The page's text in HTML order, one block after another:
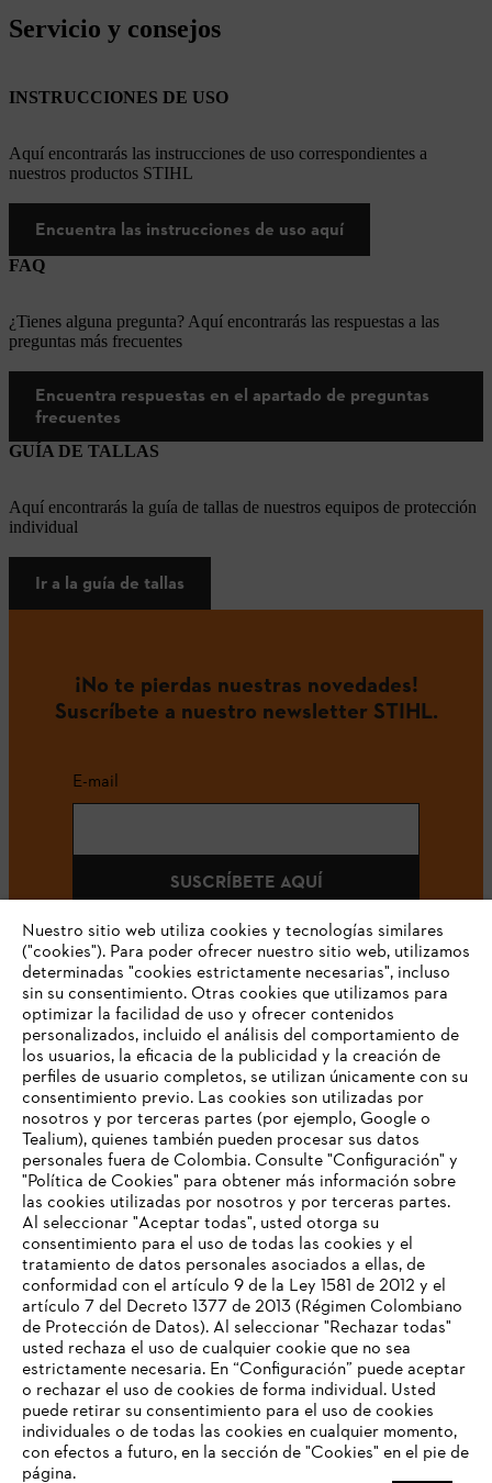
Servicio y consejos
INSTRUCCIONES DE USO
Aquí encontrarás las instrucciones de uso correspondientes a
nuestros productos STIHL
Encuentra las instrucciones de uso aquí
FAQ
¿Tienes alguna pregunta? Aquí encontrarás las respuestas a las
preguntas más frecuentes
Encuentra respuestas en el apartado de preguntas
frecuentes
GUÍA DE TALLAS
Aquí encontrarás la guía de tallas de nuestros equipos de protección
individual
Ir a la guía de tallas
¡No te pierdas nuestras novedades!
Suscríbete a nuestro newsletter STIHL.
E-mail
SUSCRÍBETE AQUÍ
#STIHLCOLOMBIA
Nuestra empresa
Preguntas frecuentes
Contacto
TU NAVEGADOR NO ES
COMPATIBLE
El navegador que estás utilizando no es compatible con
nuestra página web. Para que puedas disfrutar de nuestro
contenido, utiliza uno de los siguientes navegadores:
Nuestro sitio web utiliza cookies y tecnologías similares
("cookies"). Para poder ofrecer nuestro sitio web, utilizamos
determinadas "cookies estrictamente necesarias", incluso
sin su consentimiento. Otras cookies que utilizamos para
optimizar la facilidad de uso y ofrecer contenidos
personalizados, incluido el análisis del comportamiento de
los usuarios, la eficacia de la publicidad y la creación de
perfiles de usuario completos, se utilizan únicamente con su
consentimiento previo. Las cookies son utilizadas por
nosotros y por terceras partes (por ejemplo, Google o
Tealium), quienes también pueden procesar sus datos
personales fuera de Colombia. Consulte "Configuración" y
"Política de Cookies" para obtener más información sobre
las cookies utilizadas por nosotros y por terceras partes.
Al seleccionar "Aceptar todas", usted otorga su
consentimiento para el uso de todas las cookies y el
tratamiento de datos personales asociados a ellas, de
conformidad con el artículo 9 de la Ley 1581 de 2012 y el
artículo 7 del Decreto 1377 de 2013 (Régimen Colombiano
de Protección de Datos). Al seleccionar "Rechazar todas"
usted rechaza el uso de cualquier cookie que no sea
estrictamente necesaria. En “Configuración” puede aceptar
o rechazar el uso de cookies de forma individual. Usted
puede retirar su consentimiento para el uso de cookies
individuales o de todas las cookies en cualquier momento,
con efectos a futuro, en la sección de "Cookies" en el pie de
página.